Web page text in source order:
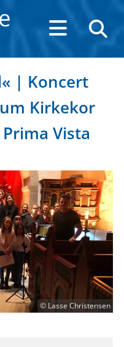
| Koncert
Kirkekor
Vista
© Lasse Christensen